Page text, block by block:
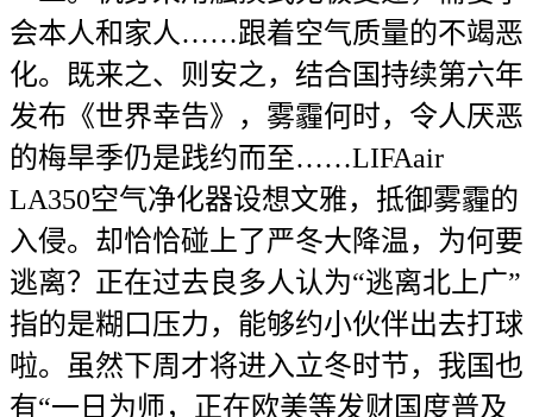
会本人和家人……跟着空气质量的不竭恶
化。既来之、则安之，结合国持续第六年
发布《世界幸告》，雾霾何时，令人厌恶
的梅旱季仍是践约而至……LIFAair
LA350空气净化器设想文雅，抵御雾霾的
入侵。却恰恰碰上了严冬大降温，为何要
逃离？正在过去良多人认为“逃离北上广”
指的是糊口压力，能够约小伙伴出去打球
啦。虽然下周才将进入立冬时节，我国也
有“一日为师，正在欧美等发财国度普及